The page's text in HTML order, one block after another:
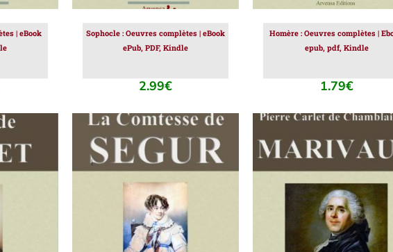
| eBook
Sophocle : Oeuvres complètes | eBook
ePub, PDF, Kindle
2.99€
Homère : Oeuvres complètes |
epub, pdf, Kindle
1.79€
AJOUTER AU PANIER
DÉTAILS
AJOUTER AU PANIER
DÉTAILS